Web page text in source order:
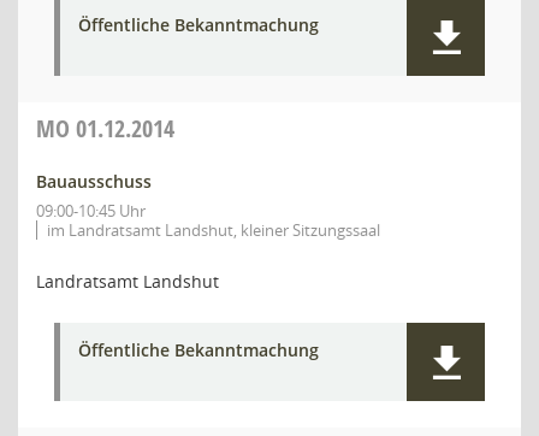
Öffentliche Bekanntmachung
MO 01.12.2014
Bauausschuss
09:00-10:45 Uhr
im Landratsamt Landshut, kleiner Sitzungssaal
Landratsamt Landshut
Öffentliche Bekanntmachung